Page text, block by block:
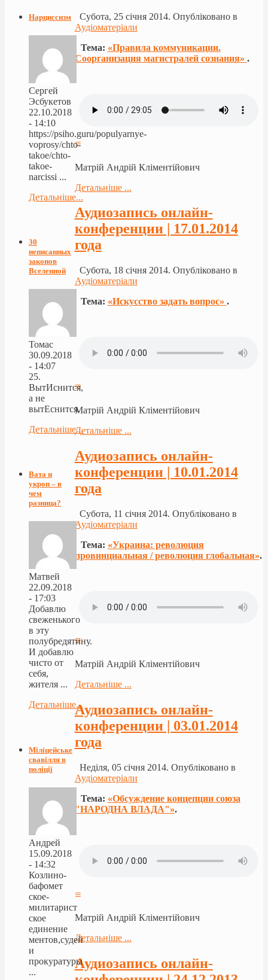
Субота, 25 січня 2014. Опубліковано в
Аудіоматеріали
Тема: «Правила коммуникации.
Соорганизация магистралей сознания» .
≡
Матрій Андрій Кліментійович
Детальніше ...
Аудиозапись онлайн-
конференции | 17.01.2014
года
Субота, 18 січня 2014. Опубліковано в
Аудіоматеріали
Тема: «Искусство задать вопрос» .
≡
Матрій Андрій Кліментійович
Детальніше ...
Аудиозапись онлайн-
конференции | 10.01.2014
года
Субота, 11 січня 2014. Опубліковано в
Аудіоматеріали
Тема: «Украина: революция
провинциальная / революция глобальная».
≡
Матрій Андрій Кліментійович
Детальніше ...
Аудиозапись онлайн-
конференции | 03.01.2014
года
Неділя, 05 січня 2014. Опубліковано в
Аудіоматеріали
Тема: «Обсуждение концепции союза
"НАРОДНА ВЛАДА"».
≡
Матрій Андрій Кліментійович
Детальніше ...
Аудиозапись онлайн-
Нарциссизм
Сергей
Эсбукетов
22.10.2018
- 14:10
https://psiho.guru/populyarnye-
voprosy/chto-
takoe/chto-
takoe-
narcissi ...
Детальніше...
30
неписанных
законов
Вселенной
Томас
30.09.2018
- 14:07
25.
ВытИснится,
а не
вытЕснится.
Детальніше...
Вата и
укроп – в
чем
разница?
Матвей
22.09.2018
- 17:03
Добавлю
свеженького
в эту
полубредятину.
И добавлю
чисто от
себя,
жителя ...
Детальніше...
Міліцейське
свавілля в
поліції
Андрей
15.09.2018
- 14:32
Козлино-
бафомет
ское-
милитарист
ское
единение
ментов,судей
и
прокуратуры
...